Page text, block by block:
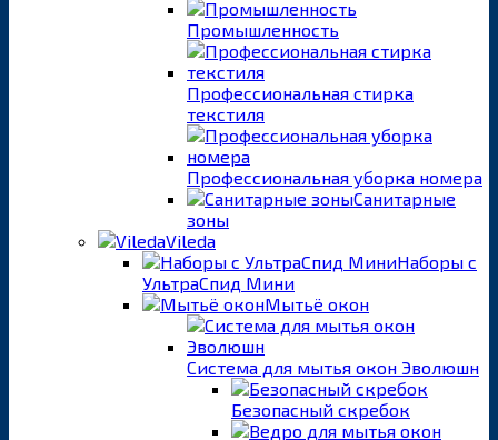
Промышленность
Профессиональная стирка
текстиля
Профессиональная уборка номера
Санитарные
зоны
Vileda
Наборы с
УльтраСпид Мини
Мытьё окон
Система для мытья окон Эволюшн
Безопасный скребок